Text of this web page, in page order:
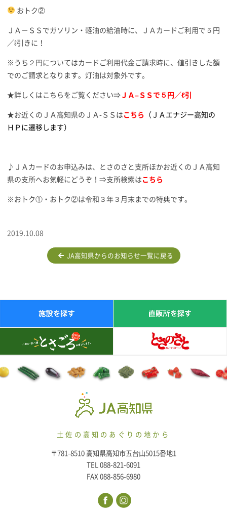
おトク②
ＪＡ－ＳＳでガソリン・軽油の給油時に、ＪＡカードご利用で５円
／ℓ引きに！
※うち２円についてはカードご利用代金ご請求時に、値引きした額
でのご請求となります。灯油は対象外です。
★詳しくはこちらをご覧ください⇒ ＪＡ– ＳＳで５円／ℓ引
★お近くのＪＡ高知県のＪＡ-ＳＳは こちら （ＪＡエナジー高知の
ＨＰに遷移します）
♪ＪＡカードのお申込みは、とさのさと支所ほかお近くのＪＡ高知
県の支所へお気軽にどうぞ！⇒支所検索は こちら
※おトク①・おトク②は令和３年３月末までの特典です。
2019.10.08
JA高知県からのお知らせ一覧に戻る
土佐の高知のあぐりの地から
〒781-8510 高知県高知市五台山5015番地1
TEL 088-821-6091
FAX 088-856-6980